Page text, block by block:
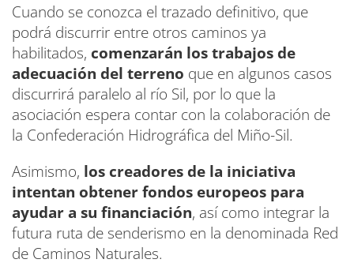
Cuando se conozca el trazado definitivo, que
podrá discurrir entre otros caminos ya
habilitados, comenzarán los trabajos de
adecuación del terreno que en algunos casos
discurrirá paralelo al río Sil, por lo que la
asociación espera contar con la colaboración de
la Confederación Hidrográfica del Miño-Sil.
Asimismo, los creadores de la iniciativa
intentan obtener fondos europeos para
ayudar a su financiación, así como integrar la
futura ruta de senderismo en la denominada Red
de Caminos Naturales.